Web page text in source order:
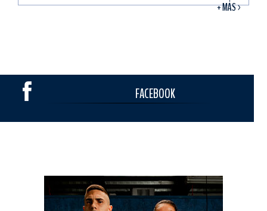
+ MÁS >
FACEBOOK